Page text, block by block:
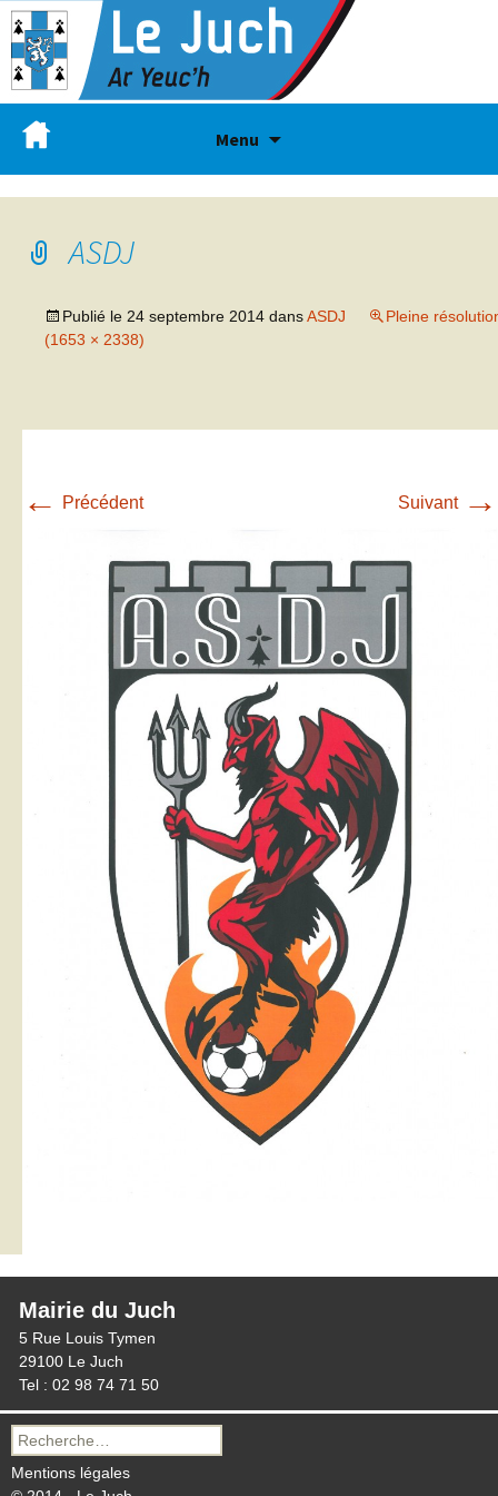
Menu
ASDJ
Publié le 24 septembre 2014 dansASDJ
Pleine
(1653 × 2338)
← Précédent Suivant →
Mairie du Juch
5 Rue Louis Tymen
29100 Le Juch
Tel : 02 98 74 71 50
Recherche
pour :
Mentions légales